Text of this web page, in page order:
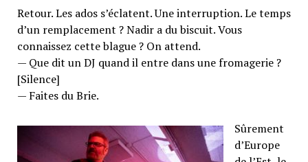
Retour. Les ados s’éclatent. Une interruption. Le temps
d’un remplacement ? Nadir a du biscuit. Vous
connaissez cette blague ? On attend.
— Que dit un DJ quand il entre dans une fromagerie ?
[Silence]
— Faites du Brie.
Sûrement
d’Europe